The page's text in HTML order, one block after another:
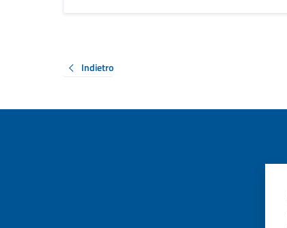
Indietro